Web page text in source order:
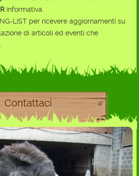
informativa.
LIST per ricevere aggiornamenti su
di articoli ed eventi che
Contattaci